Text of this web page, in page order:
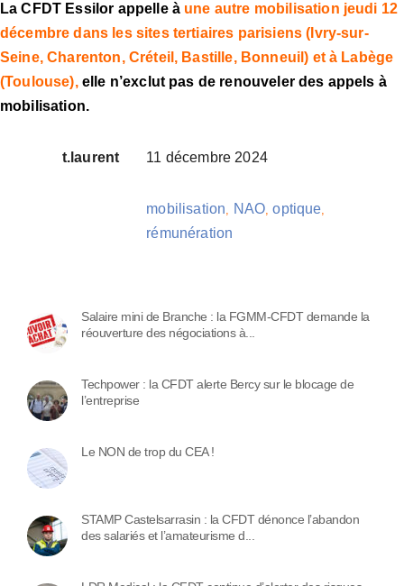
La CFDT Essilor appelle à une autre mobilisation jeudi 12
décembre dans les sites tertiaires parisiens (Ivry-sur-
Seine, Charenton, Créteil, Bastille, Bonneuil) et à Labège
(Toulouse), elle n’exclut pas de renouveler des appels à
mobilisation.
t.laurent 11 décembre 2024
mobilisation, NAO,optique,
rémunération
Salaire mini de Branche : la FGMM-CFDT demande la
réouverture des négociations à...
Techpower : la CFDT alerte Bercy sur le blocage de
l’entreprise
Le NON de trop du CEA !
STAMP Castelsarrasin : la CFDT dénonce l’abandon
des salariés et l’amateurisme d...